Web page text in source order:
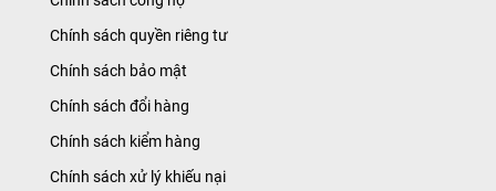
Chính sách quyền riêng tư
Chính sách bảo mật
Chính sách đổi hàng
Chính sách kiểm hàng
Chính sách xử lý khiếu nại